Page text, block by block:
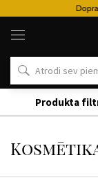
Kozmetika
Produkta